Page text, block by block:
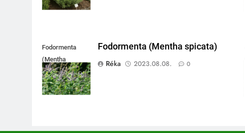
Fodormenta
(Mentha
spicata)
Fodormenta (Mentha spicata)
Réka
2023.08.08. 0